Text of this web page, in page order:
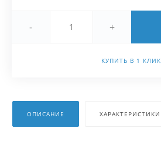
- +
КУПИТЬ В 1 КЛИК
ОПИСАНИЕ ХАРАКТЕРИСТИКИ